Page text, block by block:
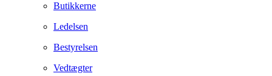
Butikkerne
Ledelsen
Bestyrelsen
Vedtægter